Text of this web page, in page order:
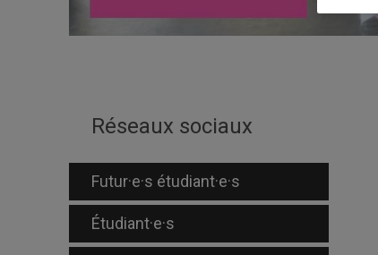
Réseaux sociaux
Futur·e·s étudiant·e·s
Étudiant·e·s